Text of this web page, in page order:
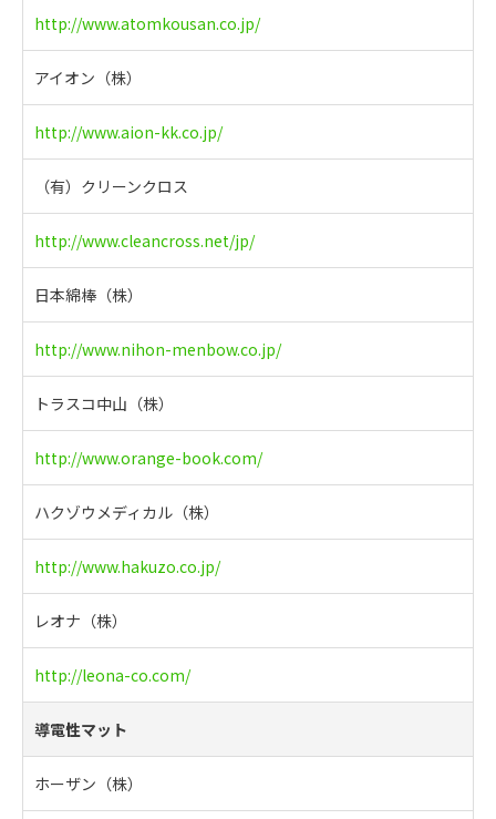
http://www.atomkousan.co.jp/
アイオン（株）
http://www.aion-kk.co.jp/
（有）クリーンクロス
http://www.cleancross.net/jp/
日本綿棒（株）
http://www.nihon-menbow.co.jp/
トラスコ中山（株）
http://www.orange-book.com/
ハクゾウメディカル（株）
http://www.hakuzo.co.jp/
レオナ（株）
http://leona-co.com/
導電性マット
ホーザン（株）